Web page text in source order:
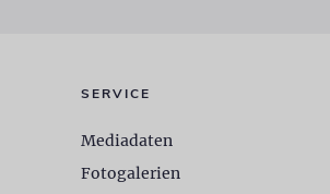
SERVICE
Mediadaten
Fotogalerien